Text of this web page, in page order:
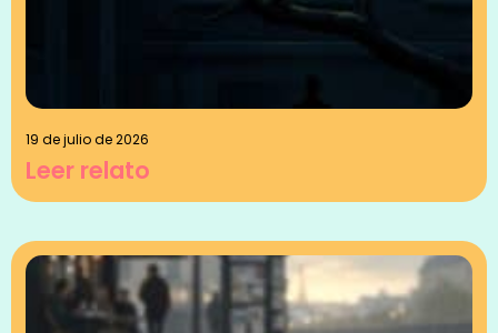
19 de julio de 2026
Leer relato